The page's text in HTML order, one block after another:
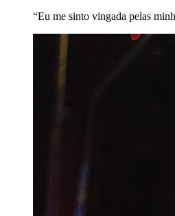
“Eu me sinto vingada pelas